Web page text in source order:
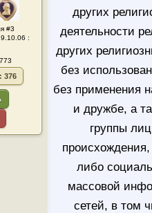
#3
:
других
деятельности
других
без
без применения
и дружбе, а
группы
либо
массовой
сетей, в том